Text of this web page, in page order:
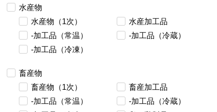
水産物
水産物（1次）
水産加工品
-加工品（常温）
-加工品（冷蔵）
-加工品（冷凍）
畜産物
畜産物（1次）
畜産加工品
-加工品（常温）
-加工品（冷蔵）